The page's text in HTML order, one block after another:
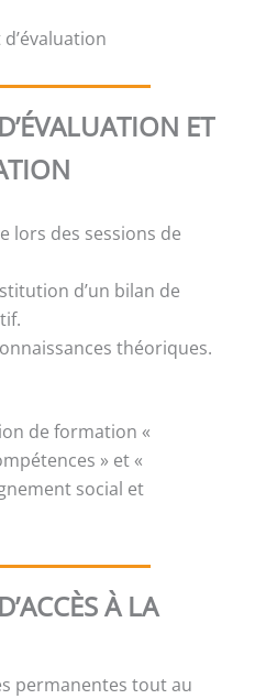
ET
lors des sessions de
d’un bilan de
théoriques.
de formation «
» et «
social et
À LA
permanentes tout au